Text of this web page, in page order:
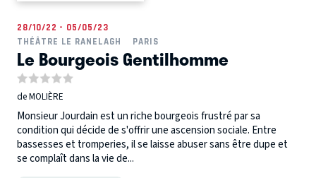
28/10/22 - 05/05/23
THÉÂTRE LE RANELAGH
PARIS
Le Bourgeois Gentilhomme
de MOLIÈRE
Monsieur Jourdain est un riche bourgeois frustré par sa
condition qui décide de s'offrir une ascension sociale. Entre
bassesses et tromperies, il se laisse abuser sans être dupe et
se complaît dans la vie de...